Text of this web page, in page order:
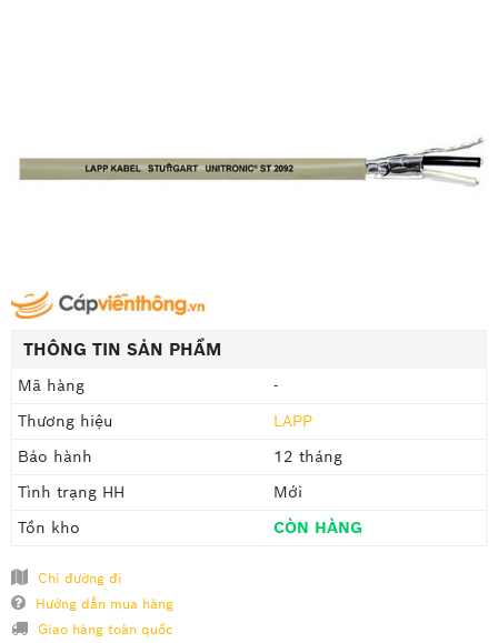
THÔNG TIN SẢN PHẨM
Mã hàng
-
Thương hiệu
LAPP
Bảo hành
12 tháng
Tình trạng HH
Mới
Tồn kho
CÒN HÀNG
Chỉ đường đi
Hướng dẫn mua hàng
Giao hàng toàn quốc